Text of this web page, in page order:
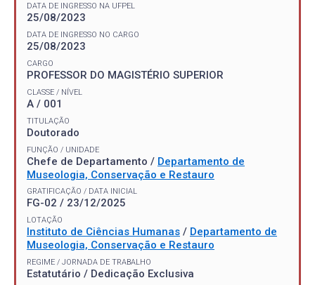
DATA DE INGRESSO NA UFPEL
25/08/2023
DATA DE INGRESSO NO CARGO
25/08/2023
CARGO
PROFESSOR DO MAGISTÉRIO SUPERIOR
CLASSE / NÍVEL
A / 001
TITULAÇÃO
Doutorado
FUNÇÃO / UNIDADE
Chefe de Departamento / Departamento de
Museologia, Conservação e Restauro
GRATIFICAÇÃO / DATA INICIAL
FG-02 / 23/12/2025
LOTAÇÃO
Instituto de Ciências Humanas / Departamento de
Museologia, Conservação e Restauro
REGIME / JORNADA DE TRABALHO
Estatutário / Dedicação Exclusiva